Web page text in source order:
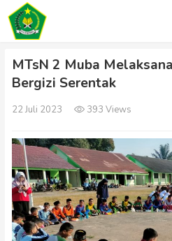
MTsN 2 Muba
Bergizi Serentak
22 Juli 2023 393 Views